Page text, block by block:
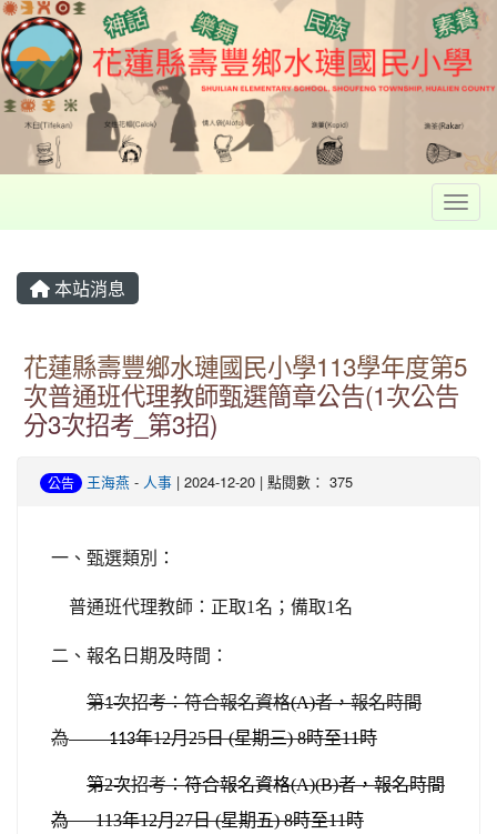
本站消息
花蓮縣壽豐鄉水璉國民小學113學年度第5
次普通班代理教師甄選簡章公告(1次公告
分3次招考_第3招)
公告 王海燕 - 人事 | 2024-12-20 | 點閱數： 375
一、甄選類別：
普通班代理教師 ： 正取1名；備取1名
二、報名日期及時間：
第1次招考：符合報名資格(A)者，報名時間
為
113年12月25日 (星期三) 8時至11時
第2次招考：符合報名資格(A)(B)者，報名時間
為 113年12月27日 (星期五) 8時至11時